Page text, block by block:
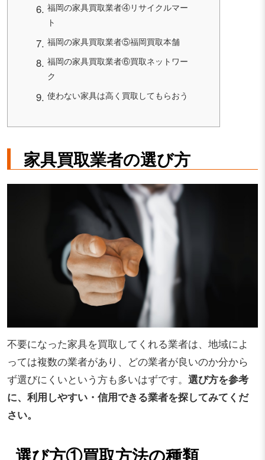
福岡の家具買取業者④リサイクルマー
ト
福岡の家具買取業者⑤福岡買取本舗
福岡の家具買取業者⑥買取ネットワー
ク
使わない家具は高く買取してもらおう
家具買取業者の選び方
不要になった家具を買取してくれる業者は、地域によ
っては複数の業者があり、どの業者が良いのか分から
ず選びにくいという方も多いはずです。 選び方を参考
に、利用しやすい・信用できる業者を探してみてくだ
さい。
選び方①買取方法の種類